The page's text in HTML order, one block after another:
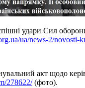
удари Сил
ua/news-2/novosti-
акт щодо
278622/(фото).